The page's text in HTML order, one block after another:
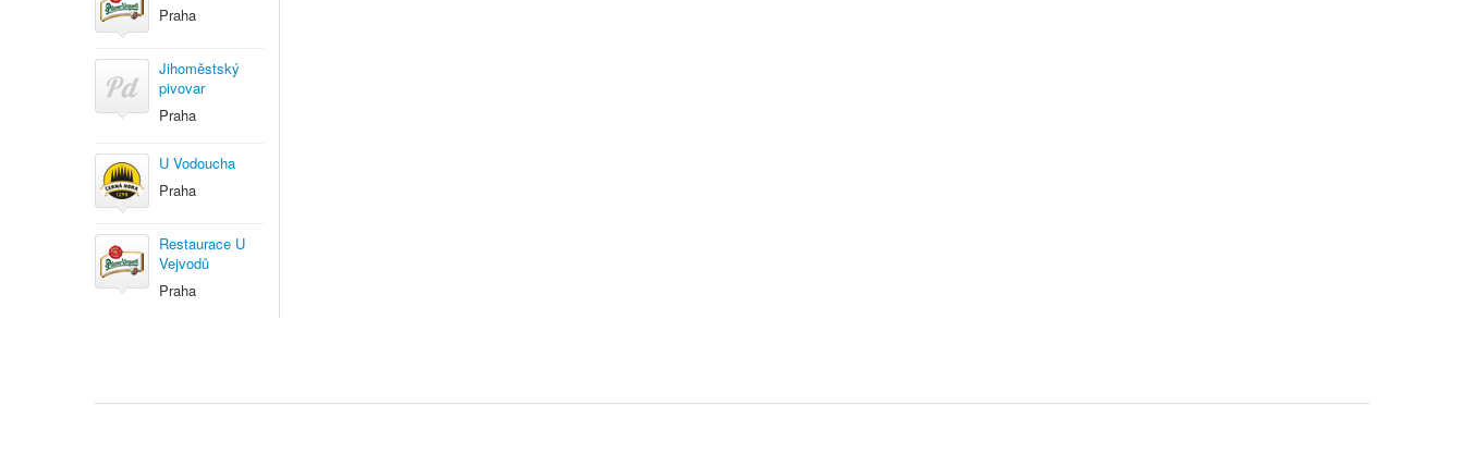
Praha
Jihoměstský
pivovar
Praha
U Vodoucha
Praha
Restaurace U
Vejvodů
Praha